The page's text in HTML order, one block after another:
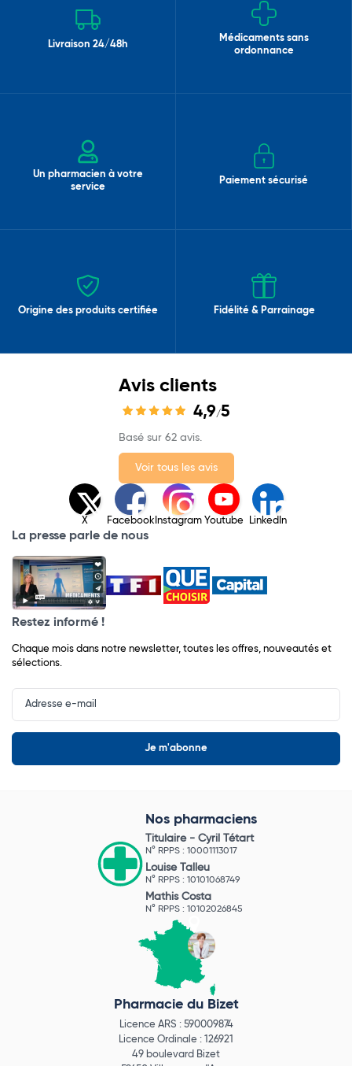
Livraison 24/48h
Médicaments sans
ordonnance
Un pharmacien à votre
service
Paiement sécurisé
Origine des produits certifiée Fidélité & Parrainage
Avis clients
4,9/5
Basé sur 62 avis.
Voir tous les avis
X Facebook Instagram Youtube LinkedIn
La presse parle de nous
Restez informé !
Chaque mois dans notre newsletter, toutes les offres, nouveautés et
sélections.
Input
Newsletter
Nos pharmaciens
Titulaire - Cyril Tétart
N° RPPS : 10001113017
Louise Talleu
N° RPPS : 10101068749
Mathis Costa
N° RPPS : 10102026845
Pharmacie du Bizet
Licence ARS : 590009874
Licence Ordinale : 126921
49 boulevard Bizet